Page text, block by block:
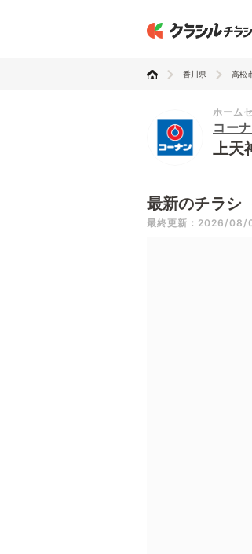
香川県 高松
ホーム
コー
上天
最新のチラシ
最終更新：2026/08/